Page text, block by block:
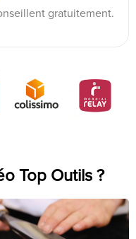
gratuitement.
Top Outils ?